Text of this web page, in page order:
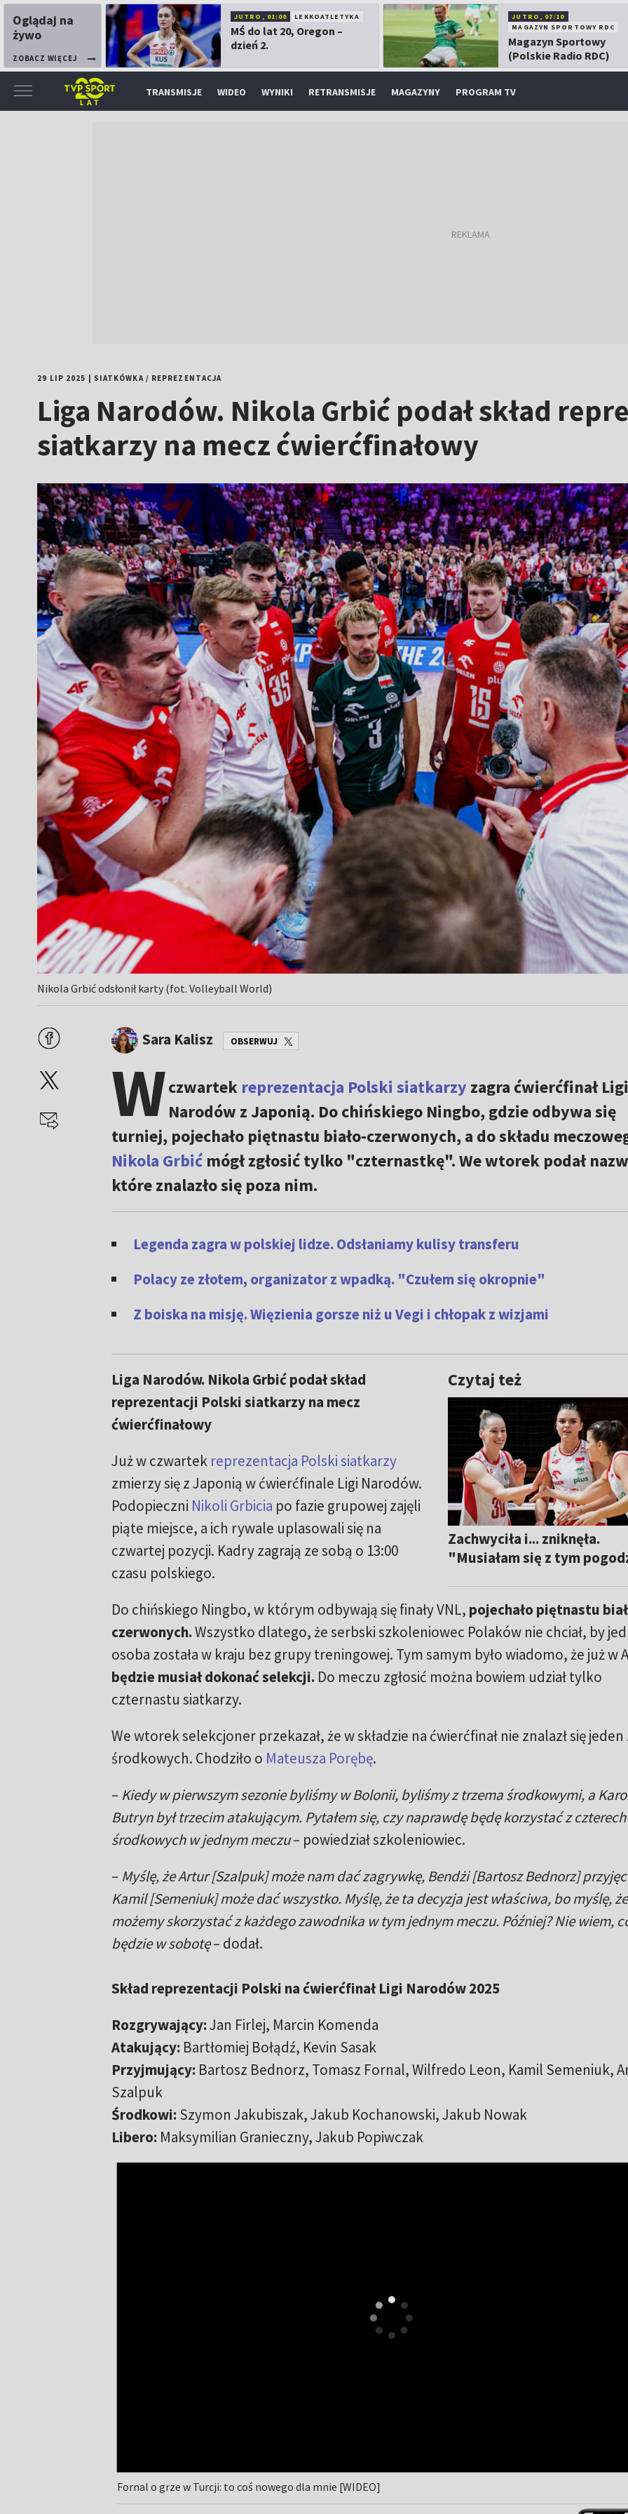
Oglądaj na
żywo
ZOBACZ WIĘCEJ
JUTRO, 01:00 LEKKOATLETYKA
MŚ do lat 20, Oregon –
dzień 2.
JUTRO, 07:10
MAGAZYN SPORTOWY RDC
Magazyn Sportowy
(Polskie Radio RDC)
TRANSMISJE WIDEO WYNIKI RETRANSMISJE MAGAZYNY PROGRAM TV
29 LIP 2025 SIATKÓWKA/ REPREZENTACJA
Liga Narodów. Nikola Grbić podał skład
siatkarzy na mecz ćwierćfinałowy
Nikola Grbić odsłonił karty (fot. Volleyball World)
Sara Kalisz OBSERWUJ
Wczwartek reprezentacja Polski siatkarzy zagra ćwierćfinał Ligi
Narodów z Japonią. Do chińskiego Ningbo, gdzie odbywa się
turniej, pojechało piętnastu biało-czerwonych, a do składu
Nikola Grbićmógł zgłosić tylko "czternastkę". We wtorek podał
które znalazło się poza nim.
Legenda zagra w polskiej lidze. Odsłaniamy kulisy transferu
Polacy ze złotem, organizator z wpadką. "Czułem się okropnie"
Z boiska na misję. Więzienia gorsze niż u Vegi i chłopak z wizjami
Czytaj też
Zachwyciła i... zniknęła.
"Musiałam się z tym
Liga Narodów. Nikola Grbić podał skład
reprezentacji Polski siatkarzy na mecz
ćwierćfinałowy
Już w czwartek reprezentacja Polski siatkarzy
zmierzy się z Japonią w ćwierćfinale Ligi Narodów.
Podopieczni Nikoli Grbicia po fazie grupowej zajęli
piąte miejsce, a ich rywale uplasowali się na
czwartej pozycji. Kadry zagrają ze sobą o 13:00
czasu polskiego.
Do chińskiego Ningbo, w którym odbywają się finały VNL, pojechało piętnastu
czerwonych.Wszystko dlatego, że serbski szkoleniowec Polaków nie chciał, by
osoba została w kraju bez grupy treningowej. Tym samym było wiadomo, że już w
będzie musiał dokonać selekcji. Do meczu zgłosić można bowiem udział tylko
czternastu siatkarzy.
We wtorek selekcjoner przekazał, że w składzie na ćwierćfinał nie znalazł się jeden
środkowych. Chodziło o Mateusza Porębę.
– Kiedy w pierwszym sezonie byliśmy w Bolonii, byliśmy z trzema środkowymi, a
Butryn był trzecim atakującym. Pytałem się, czy naprawdę będę korzystać z czterech
środkowych w jednym meczu– powiedział szkoleniowiec.
– Myślę, że Artur [Szalpuk] może nam dać zagrywkę, Bendżi [Bartosz Bednorz]
Kamil [Semeniuk] może dać wszystko. Myślę, że ta decyzja jest właściwa, bo myślę, że
możemy skorzystać z każdego zawodnika w tym jednym meczu. Później? Nie wiem,
będzie w sobotę– dodał.
Skład reprezentacji Polski na ćwierćfinał Ligi Narodów 2025
Rozgrywający:Jan Firlej, Marcin Komenda
Atakujący: Bartłomiej Bołądź, Kevin Sasak
Przyjmujący: Bartosz Bednorz, Tomasz Fornal, Wilfredo Leon, Kamil Semeniuk,
Szalpuk
Środkowi: Szymon Jakubiszak, Jakub Kochanowski, Jakub Nowak
Libero: Maksymilian Granieczny, Jakub Popiwczak
Fornal o grze w Turcji: to coś nowego dla mnie [WIDEO]